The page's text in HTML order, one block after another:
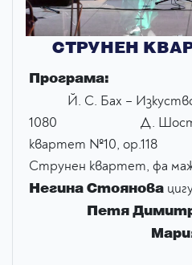
СТРУНЕН
Й. С. Бах –
1080 Д.
квартет №10,
Струнен квартет, фа
Негина Стоянова
Петя